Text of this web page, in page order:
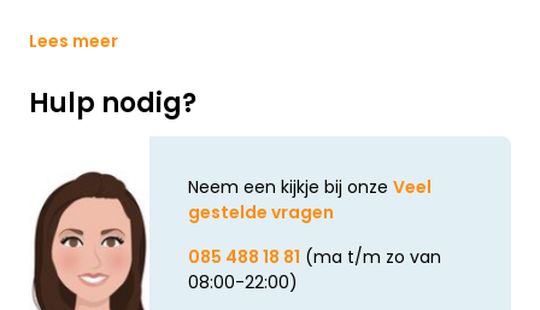
Lees meer
Hulp nodig?
Neem een kijkje bij onze Veel
gestelde vragen
085 488 18 81 (ma t/m zo van
08:00-22:00)